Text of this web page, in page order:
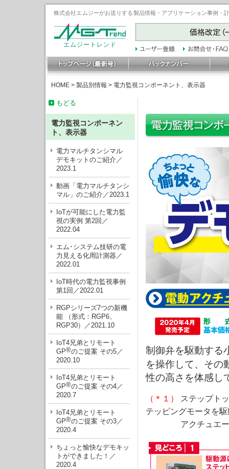
株式会社エムジーがお送りする製品情報・アプリケーション事例
エムジートレンド
HOME > 製品別情報 > 電力監視コンポーネント、表示器
もどる
電力監視コンポーネン
ト、表示器
電力マルチタンシマル
デモキットのご紹介／
2023.1
動画「電力マルチタンシ
マル」のご紹介／2023.1
IoTが可能にした電力監
視の実例 第2回／
2022.04
エム･システム技研の電
力見える化用計測器／
2022.01
IoT時代の電力監視事例
第1回／2022.01
RGPシリーズ7つの新機
能 （形式：RGP6、
RGP30）／2021.10
IoT4兄弟とリモート
GP®のご提案 その5／
2020.10
IoT4兄弟とリモート
GP®のご提案 その4／
2020.7
IoT4兄弟とリモート
GP®のご提案 その3／
2020.4
ちょっと愉快なデモキッ
トができました！／
2020.4
制御弁を駆動する
を操作して、その
性の高さを体感し
（＊１）
ステップト
テッピングモータを
アクチュエータ